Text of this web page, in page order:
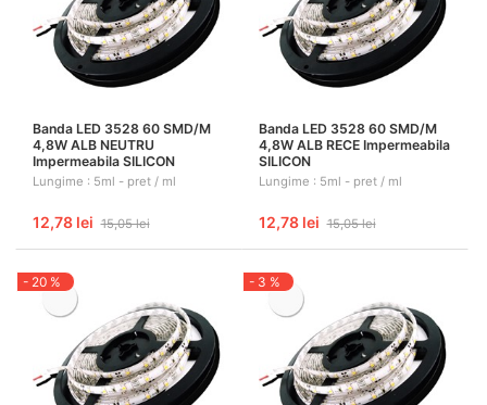
Banda LED 3528 60 SMD/M
4,8W ALB NEUTRU
Impermeabila SILICON
Lungime : 5ml - pret / ml
12,78 lei 15,05 lei
Banda LED 3528 60 SMD/M
4,8W ALB RECE Impermeabila
SILICON
Lungime : 5ml - pret / ml
12,78 lei 15,05 lei
- 20 % - 3 %